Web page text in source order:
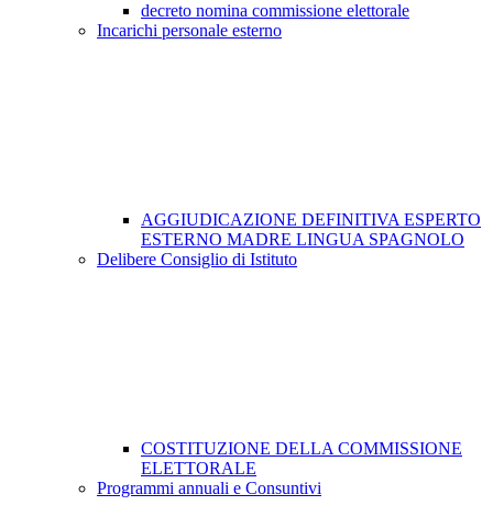
decreto nomina commissione elettorale
Incarichi personale esterno
AGGIUDICAZIONE DEFINITIVA ESPERTO
ESTERNO MADRE LINGUA SPAGNOLO
Delibere Consiglio di Istituto
COSTITUZIONE DELLA COMMISSIONE
ELETTORALE
Programmi annuali e Consuntivi